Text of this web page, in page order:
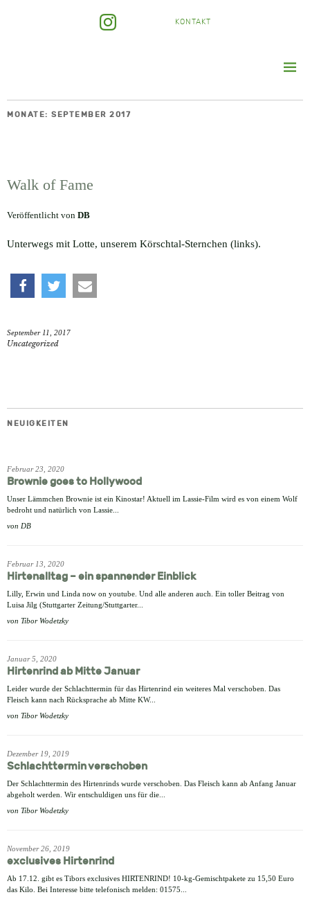
KONTAKT
MONATE: SEPTEMBER 2017
Walk of Fame
Veröffentlicht von DB
Unterwegs mit Lotte, unserem Körschtal-Sternchen (links).
September 11, 2017
Uncategorized
NEUIGKEITEN
Februar 23, 2020
Brownie goes to Hollywood
Unser Lämmchen Brownie ist ein Kinostar! Aktuell im Lassie-Film wird es von einem Wolf
bedroht und natürlich von Lassie...
von DB
Februar 13, 2020
Hirtenalltag – ein spannender Einblick
Lilly, Erwin und Linda now on youtube. Und alle anderen auch. Ein toller Beitrag von
Luisa Jilg (Stuttgarter Zeitung/Stuttgarter...
von Tibor Wodetzky
Januar 5, 2020
Hirtenrind ab Mitte Januar
Leider wurde der Schlachttermin für das Hirtenrind ein weiteres Mal verschoben. Das
Fleisch kann nach Rücksprache ab Mitte KW...
von Tibor Wodetzky
Dezember 19, 2019
Schlachttermin verschoben
Der Schlachttermin des Hirtenrinds wurde verschoben. Das Fleisch kann ab Anfang Januar
abgeholt werden. Wir entschuldigen uns für die...
von Tibor Wodetzky
November 26, 2019
exclusives Hirtenrind
Ab 17.12. gibt es Tibors exclusives HIRTENRIND! 10-kg-Gemischtpakete zu 15,50 Euro
das Kilo. Bei Interesse bitte telefonisch melden: 01575...